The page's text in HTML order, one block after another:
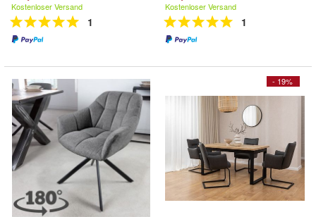
Kostenloser Versand
1
Kostenloser Versand
1
- 19%